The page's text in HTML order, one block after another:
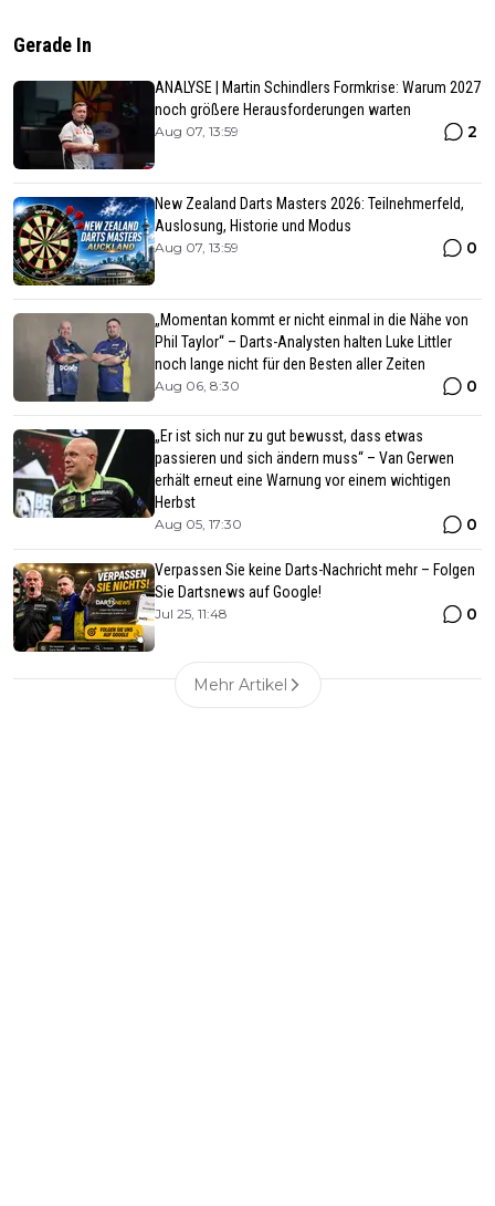
Gerade In
ANALYSE | Martin Schindlers Formkrise: Warum 2027
noch größere Herausforderungen warten
Aug 07, 13:59 2
New Zealand Darts Masters 2026: Teilnehmerfeld,
Auslosung, Historie und Modus
Aug 07, 13:59 0
„Momentan kommt er nicht einmal in die Nähe von
Phil Taylor“ – Darts-Analysten halten Luke Littler
noch lange nicht für den Besten aller Zeiten
Aug 06, 8:30 0
„Er ist sich nur zu gut bewusst, dass etwas
passieren und sich ändern muss“ – Van Gerwen
erhält erneut eine Warnung vor einem wichtigen
Herbst
Aug 05, 17:30 0
Verpassen Sie keine Darts-Nachricht mehr – Folgen
Sie Dartsnews auf Google!
Jul 25, 11:48 0
Mehr Artikel